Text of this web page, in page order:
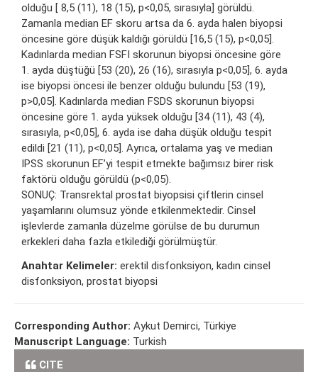
olduğu [ 8,5 (11), 18 (15), p<0,05, sırasıyla] görüldü.
Zamanla median EF skoru artsa da 6. ayda halen biyopsi
öncesine göre düşük kaldığı görüldü [16,5 (15), p<0,05].
Kadınlarda median FSFI skorunun biyopsi öncesine göre
1. ayda düştüğü [53 (20), 26 (16), sırasıyla p<0,05], 6. ayda
ise biyopsi öncesi ile benzer olduğu bulundu [53 (19),
p>0,05]. Kadınlarda median FSDS skorunun biyopsi
öncesine göre 1. ayda yüksek olduğu [34 (11), 43 (4),
sırasıyla, p<0,05], 6. ayda ise daha düşük olduğu tespit
edildi [21 (11), p<0,05]. Ayrıca, ortalama yaş ve median
IPSS skorunun EF’yi tespit etmekte bağımsız birer risk
faktörü olduğu görüldü (p<0,05).
SONUÇ: Transrektal prostat biyopsisi çiftlerin cinsel
yaşamlarını olumsuz yönde etkilenmektedir. Cinsel
işlevlerde zamanla düzelme görülse de bu durumun
erkekleri daha fazla etkilediği görülmüştür.
Anahtar Kelimeler: erektil disfonksiyon, kadın cinsel
disfonksiyon, prostat biyopsi
Corresponding Author: Aykut Demirci, Türkiye
Manuscript Language: Turkish
CITE